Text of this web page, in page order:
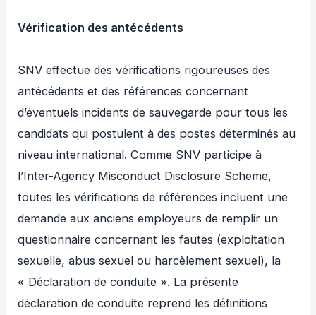
Vérification des antécédents
SNV effectue des vérifications rigoureuses des
antécédents et des références concernant
d’éventuels incidents de sauvegarde pour tous les
candidats qui postulent à des postes déterminés au
niveau international. Comme SNV participe à
l’Inter-Agency Misconduct Disclosure Scheme,
toutes les vérifications de références incluent une
demande aux anciens employeurs de remplir un
questionnaire concernant les fautes (exploitation
sexuelle, abus sexuel ou harcèlement sexuel), la
« Déclaration de conduite ». La présente
déclaration de conduite reprend les définitions